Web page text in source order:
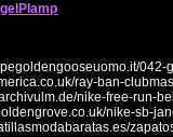
ray-ban-
nike-free-run-
nike-sb-